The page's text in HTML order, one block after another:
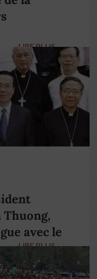
LIRE PLUS →
Thuong,
avec le
LIRE PLUS →